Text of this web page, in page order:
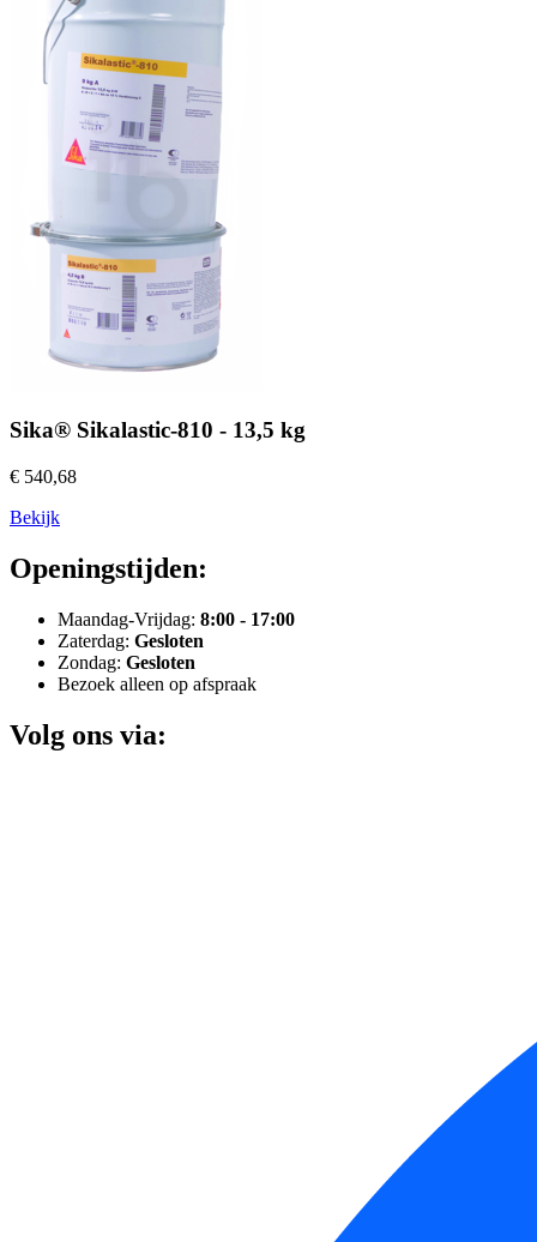
Sika® Sikalastic-810 - 13,5 kg
€ 540,68
Bekijk
Openingstijden:
Maandag-Vrijdag: 8:00 - 17:00
Zaterdag: Gesloten
Zondag: Gesloten
Bezoek alleen op afspraak
Volg ons via: